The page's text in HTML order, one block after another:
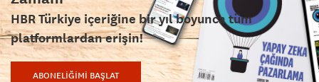
HBR Türkiye içeriğine bir yıl boyunca tüm
platformlardan erişin!
ABONELİĞİMİ BAŞLAT